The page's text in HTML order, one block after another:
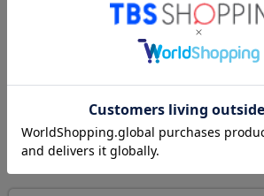
新規会員・メルマガ登録
ログイン
お知らせ